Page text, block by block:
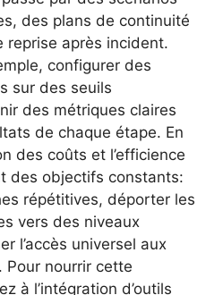
des plans de continuité
reprise après incident.
configurer des
sur des seuils
des métriques claires
de chaque étape. En
des coûts et l’efficience
des objectifs constants:
répétitives, déporter les
vers des niveaux
l’accès universel aux
Pour nourrir cette
à l’intégration d’outils